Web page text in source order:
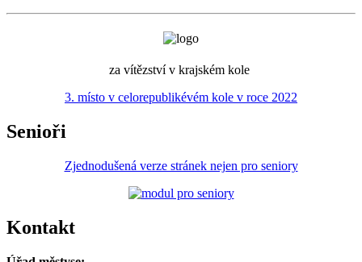
za vítězství v krajském kole
3. místo v celorepublikévém kole v roce 2022
Senioři
Zjednodušená verze stránek nejen pro seniory
Kontakt